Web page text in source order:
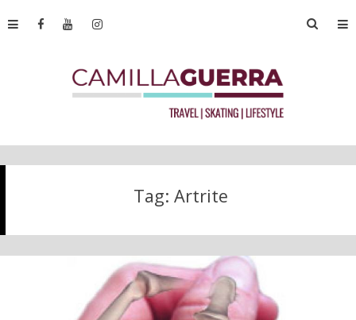
Tag: Artrite